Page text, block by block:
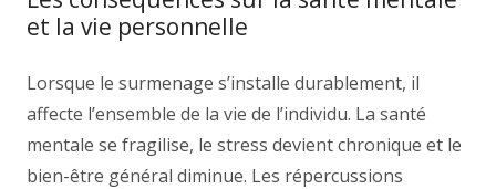
et la vie personnelle
Lorsque le surmenage s’installe durablement, il
affecte l’ensemble de la vie de l’individu. La santé
mentale se fragilise, le stress devient chronique et le
bien-être général diminue. Les répercussions